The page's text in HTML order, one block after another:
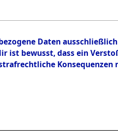
Daten
bewusst, dass ein
Konsequenzen